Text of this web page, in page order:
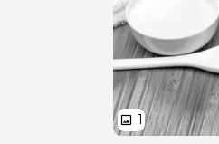
image 1